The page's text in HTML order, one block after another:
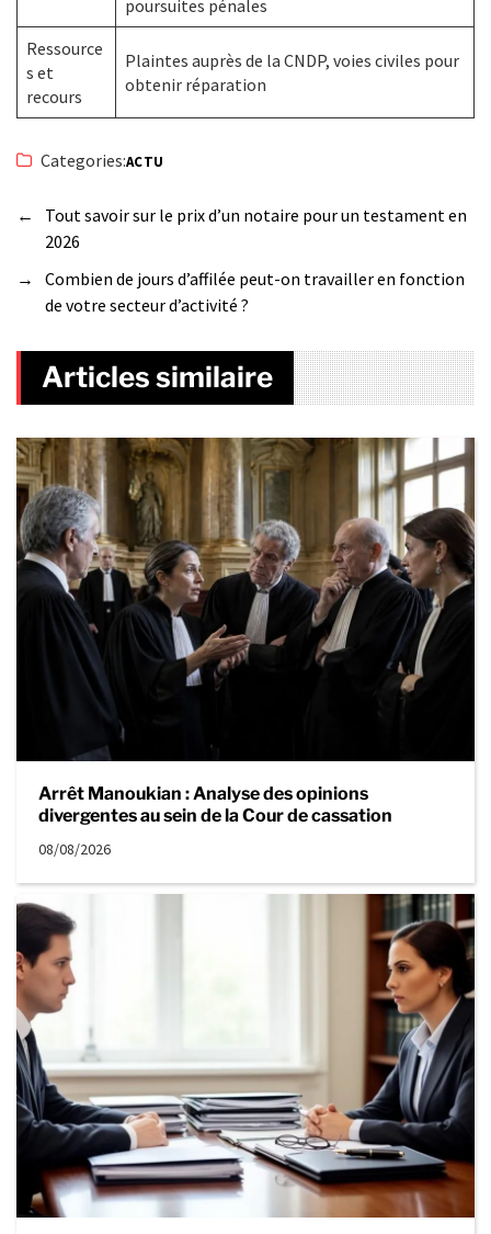
poursuites pénales
Ressource
s et
recours
Plaintes auprès de la CNDP, voies civiles pour
obtenir réparation
Categories:ACTU
←
Tout savoir sur le prix d’un notaire pour un testament en
2026
→
Combien de jours d’affilée peut-on travailler en fonction
de votre secteur d’activité ?
Articles similaire
Arrêt Manoukian : Analyse des opinions
divergentes au sein de la Cour de cassation
08/08/2026